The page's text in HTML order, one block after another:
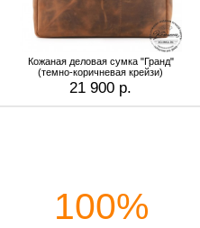
Кожаная деловая сумка "Гранд"
(темно-коричневая крейзи)
21 900 р.
100%